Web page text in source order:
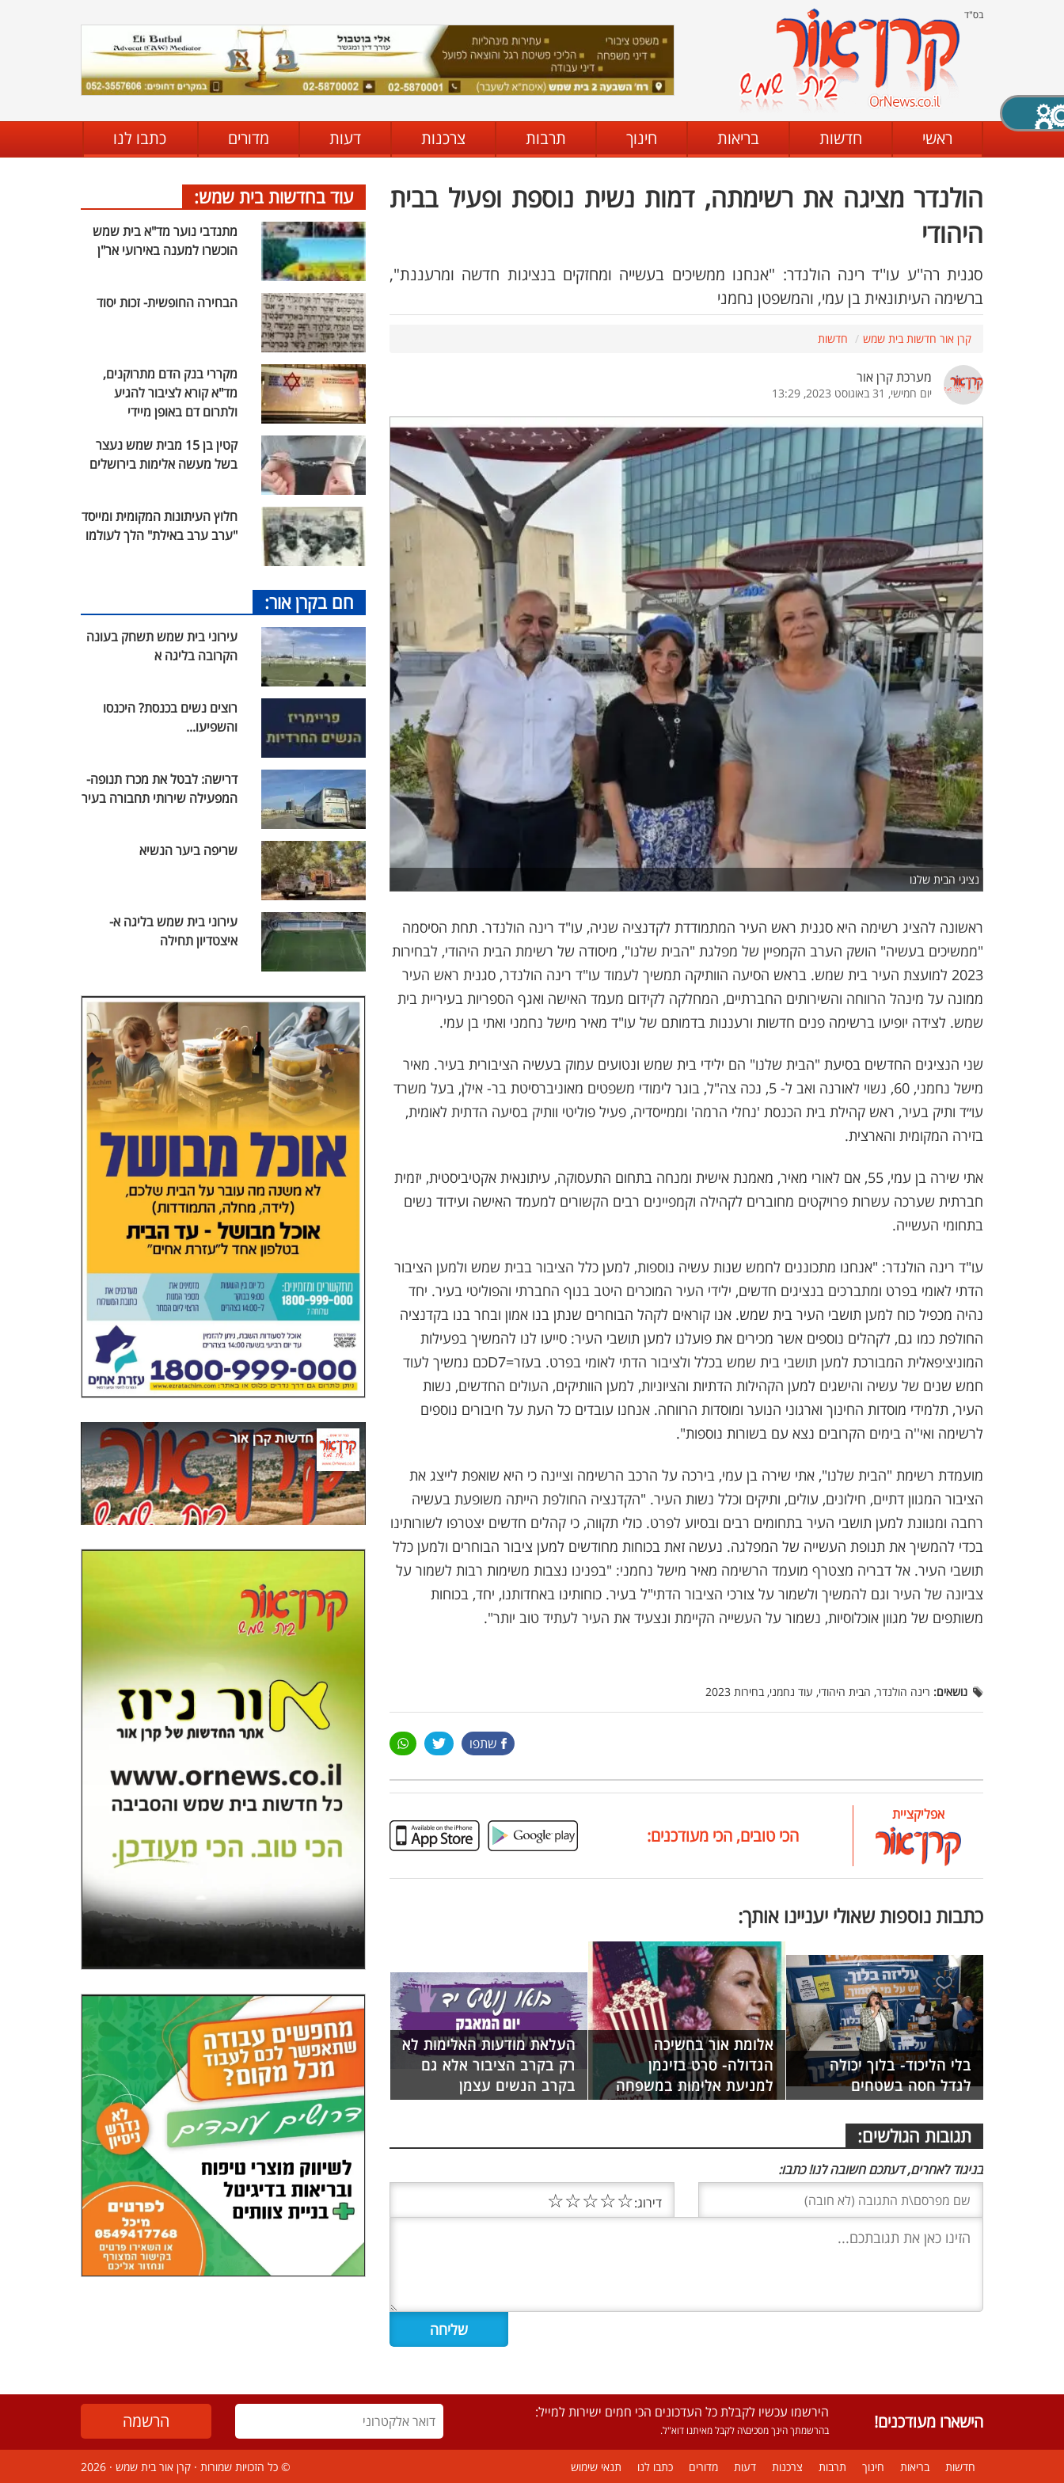
בס"ד
ראשי חדשות בריאות חינוך תרבות צרכנות דעות מדורים כתבו לנו
הולנדר מציגה את רשימתה, דמות נשית נוספת ופעיל בבית
היהודי
סגנית רה''ע עו''ד רינה הולנדר: "אנחנו ממשיכים בעשייה ומחזקים בנציגות חדשה ומרעננת",
ברשימה העיתונאית בן עמי, והמשפטן נחמני
קרן אור חדשות בית שמש חדשות
מערכת קרן אור
יום חמישי, 31 באוגוסט 2023, 13:29
נציגי הבית שלנו
ראשונה להציג רשימה היא סגנית ראש העיר המתמודדת לקדנציה שניה, עו"ד רינה הולנדר. תחת הסיסמה
"ממשיכים בעשיה" הושק הערב הקמפיין של מפלגת "הבית שלנו", מיסודה של רשימת הבית היהודי, לבחירות
2023 למועצת העיר בית שמש. בראש הסיעה הוותיקה תמשיך לעמוד עו"ד רינה הולנדר, סגנית ראש העיר
ממונה על מינהל הרווחה והשירותים החברתיים, המחלקה לקידום מעמד האישה ואגף הספריות בעיריית בית
שמש. לצידה יופיעו ברשימה פנים חדשות ורעננות בדמותם של עו"ד מאיר מישל נחמני ואתי בן עמי.
שני הנציגים החדשים בסיעת "הבית שלנו" הם ילידי בית שמש ונטועים עמוק בעשיה הציבורית בעיר. מאיר
מישל נחמני, 60, נשוי לאורנה ואב ל- 5, נכה צה"ל, בוגר לימודי משפטים מאוניברסיטת בר- אילן, בעל משרד
עו״ד ותיק בעיר, ראש קהילת בית הכנסת 'נחלי הרמה' וממייסדיה, פעיל פוליטי וותיק בסיעה הדתית לאומית,
בזירה המקומית והארצית.
אתי שירה בן עמי, 55, אם לאורי מאיר, מאמנת אישית ומנחה בתחום התעסוקה, עיתונאית אקטיביסטית, יזמית
חברתית שערכה עשרות פרויקטים מחוברים לקהילה וקמפיינים רבים הקשורים למעמד האישה ועידוד נשים
בתחומי העשייה.
עו"ד רינה הולנדר: "אנחנו מתכוננים לחמש שנות עשיה נוספות, למען כלל הציבור בבית שמש ולמען הציבור
הדתי לאומי בפרט ומתברכים בנציגים חדשים, ילידי העיר המוכרים היטב בנוף החברתי והפוליטי בעיר. יחד
נהיה מכפיל כוח למען תושבי העיר בית שמש. אנו קוראים לקהל הבוחרים שנתן בנו אמון ובחר בנו בקדנציה
החולפת כמו גם, לקהלים נוספים אשר מכירים את פועלנו למען תושבי העיר: סייעו לנו להמשיך בפעילות
המוניציפאלית המבורכת למען תושבי בית שמש בכלל ולציבור הדתי לאומי בפרט. בעזר=D7כם נמשיך לעוד
חמש שנים של עשיה והישגים למען הקהילות הדתיות והציוניות, למען הוותיקים, העולים החדשים, נשות
העיר, תלמידי מוסדות החינוך וארגוני הנוער ומוסדות הרווחה. אנחנו עובדים כל העת על חיבורים נוספים
לרשימה ואי''ה בימים הקרובים נצא עם בשורות נוספות".
מועמדת רשימת "הבית שלנו", אתי שירה בן עמי, בירכה על הרכב הרשימה וציינה כי היא שואפת לייצג את
הציבור המגוון דתיים, חילונים, עולים, ותיקים וכלל נשות העיר. "הקדנציה החולפת הייתה משופעת בעשיה
רחבה ומגוונת למען תושבי העיר בתחומים רבים ובסיוע לפרט. כולי תקווה, כי קהלים חדשים יצטרפו לשורותינו
בכדי להמשיך את תנופת העשייה של המפלגה. נעשה זאת בכוחות מחודשים למען ציבור הבוחרים ולמען כלל
תושבי העיר. אל דבריה מצטרף מועמד הרשימה מאיר מישל נחמני: "בפנינו נצבות משימות רבות לשמור על
צביונה של העיר וגם להמשיך ולשמור על צורכי הציבור הדתי"ל בעיר. כוחותינו באחדותנו, יחד, בכוחות
משותפים של מגוון אוכלוסיות, נשמור על העשייה הקיימת ונצעיד את העיר לעתיד טוב יותר".
נושאים: רינה הולנדר, הבית היהודי, עוד נחמני, בחירות 2023
שתפו
אפליקציית
הכי טובים, הכי מעודכנים:
כתבות נוספות שאולי יעניינו אותך:
בלי הליכוד- בלוך יכולה
לגדל חסה בשטחים
אלומת אור בחשיכה
הגדולה- סרט בזינמן
למניעת אלימות במשפחה
העלאת מודעות האלימות לא
רק בקרב הציבור אלא גם
בקרב הנשים עצמן
תגובות הגולשים:
בניגוד לאחרים, דעתכם חשובה לנו! כתבו:
דירוג:☆
☆
☆
☆
☆
עוד בחדשות בית שמש:
מתנדבי נוער מד"א בית שמש
הוכשרו למענה באירועי אר"ן
הבחירה החופשית- זכות יסוד
מקררי בנק הדם מתרוקנים,
מד"א קורא לציבור להגיע
ולתרום דם באופן מיידי
קטין בן 15 מבית שמש נעצר
בשל מעשה אלימות בירושלים
חלוץ העיתונות המקומית ומייסד
"ערב ערב באילת" הלך לעולמו
חם בקרן אור:
עירוני בית שמש תשחק בעונה
הקרובה בליגה א
רוצים נשים בכנסת? היכנסו
והשפיעו...
דרישה: לבטל את מכרז תנופה-
המפעילה שירותי תחבורה בעיר
שריפה ביער הנשיא
עירוני בית שמש בליגה א-
איצטדיון תחילה
הישארו מעודכנים! הירשמו עכשיו לקבלת כל העדכונים הכי חמים ישירות למייל:
בהרשמתך הינך מסכים\ה לקבל מאיתנו דוא"ל.
חדשות בריאות חינוך תרבות צרכנות דעות מדורים כתבו לנו תנאי שימוש © כל הזכויות שמורות · קרן אור בית שמש · 2026
X סגירה
מצב שחור - לבן קביעת ניגודיות
הדגשת קישורים הדגשת כותרות
כיבוי הבהובים התאמת קריאה